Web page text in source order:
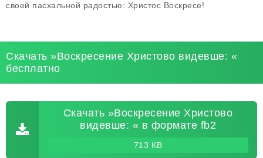
своей пасхальной радостью: Христос Воскресе!
Скачать »Воскресение Христово видевше: «
бесплатно
Скачать »Воскресение Христово
видевше: « в формате fb2
713 KB